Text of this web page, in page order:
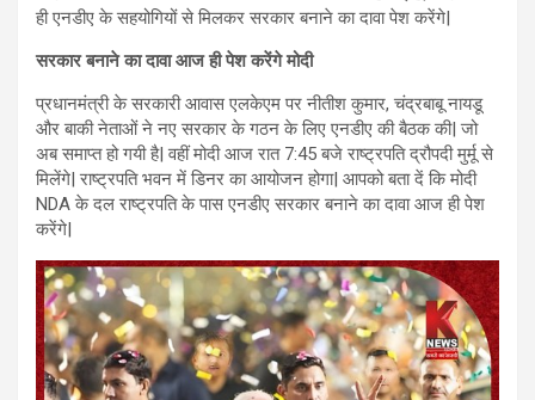
ही एनडीए के सहयोगियों से मिलकर सरकार बनाने का दावा पेश करेंगे|
सरकार बनाने का दावा आज ही पेश करेंगे मोदी
प्रधानमंत्री के सरकारी आवास एलकेएम पर नीतीश कुमार, चंद्रबाबू नायडू
और बाकी नेताओं ने नए सरकार के गठन के लिए एनडीए की बैठक की| जो
अब समाप्त हो गयी है| वहीं मोदी आज रात 7:45 बजे राष्ट्रपति द्रौपदी मुर्मू से
मिलेंगे| राष्ट्रपति भवन में डिनर का आयोजन होगा| आपको बता दें कि मोदी
NDA के दल राष्ट्रपति के पास एनडीए सरकार बनाने का दावा आज ही पेश
करेंगे|